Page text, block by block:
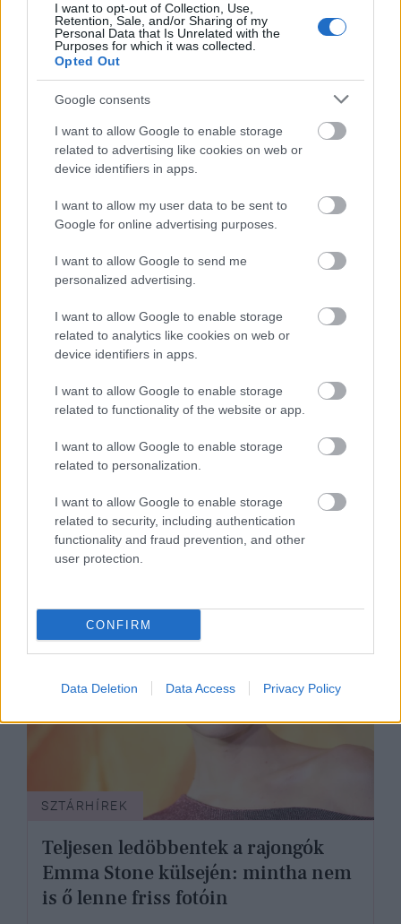
I want to opt-out of Collection, Use,
Retention, Sale, and/or Sharing of my
Personal Data that Is Unrelated with the
Purposes for which it was collected.
Opted Out
Google consents
I want to allow Google to enable storage
related to advertising like cookies on web or
device identifiers in apps.
I want to allow my user data to be sent to
Google for online advertising purposes.
I want to allow Google to send me
personalized advertising.
I want to allow Google to enable storage
related to analytics like cookies on web or
device identifiers in apps.
I want to allow Google to enable storage
related to functionality of the website or app.
I want to allow Google to enable storage
related to personalization.
I want to allow Google to enable storage
related to security, including authentication
functionality and fraud prevention, and other
user protection.
CONFIRM
Data Deletion Data Access Privacy Policy
DIVAT
Nicole Kidman kis fekete Chanel
ruhája maga az álom, csak úgy
ragyogott a párizsi divathéten
DIVAT
Kim Kardashian rövid hajjal
látásra fel sem ismertük
SZTÁRHÍREK
Teljesen ledöbbentek a rajongók
Emma Stone külsején: mintha nem
is ő lenne friss fotóin